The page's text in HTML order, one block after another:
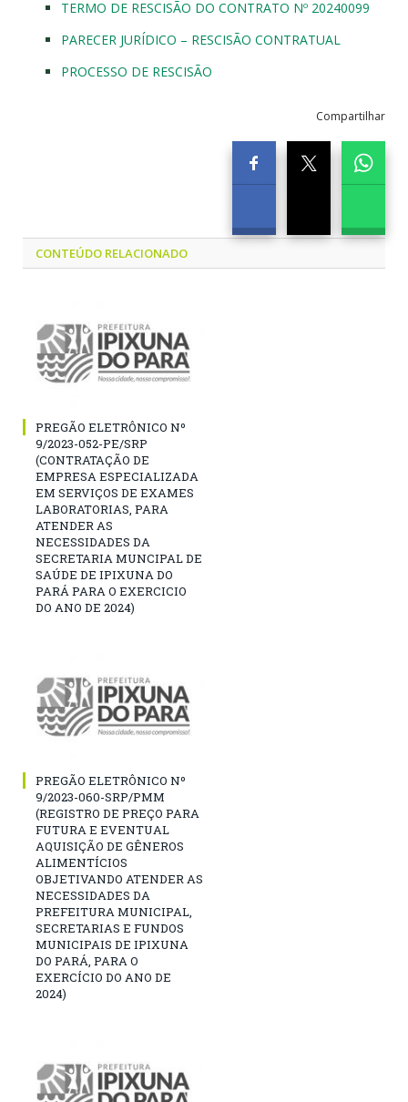
TERMO DE RESCISÃO DO CONTRATO Nº 20240099
PARECER JURÍDICO – RESCISÃO CONTRATUAL
PROCESSO DE RESCISÃO
Compartilhar
CONTEÚDO RELACIONADO
PREGÃO ELETRÔNICO Nº
9/2023-052-PE/SRP
(CONTRATAÇÃO DE
EMPRESA ESPECIALIZADA
EM SERVIÇOS DE EXAMES
LABORATORIAS, PARA
ATENDER AS
NECESSIDADES DA
SECRETARIA MUNCIPAL DE
SAÚDE DE IPIXUNA DO
PARÁ PARA O EXERCICIO
DO ANO DE 2024)
PREGÃO ELETRÔNICO Nº
9/2023-060-SRP/PMM
(REGISTRO DE PREÇO PARA
FUTURA E EVENTUAL
AQUISIÇÃO DE GÊNEROS
ALIMENTÍCIOS
OBJETIVANDO ATENDER AS
NECESSIDADES DA
PREFEITURA MUNICIPAL,
SECRETARIAS E FUNDOS
MUNICIPAIS DE IPIXUNA
DO PARÁ, PARA O
EXERCÍCIO DO ANO DE
2024)